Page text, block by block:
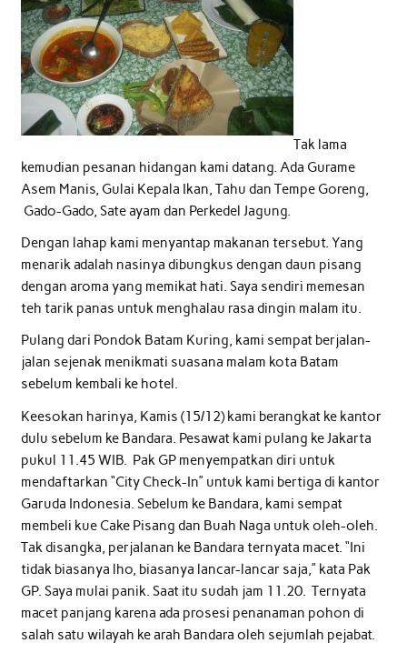
Tak lama
kemudian pesanan hidangan kami datang. Ada Gurame
Asem Manis, Gulai Kepala Ikan, Tahu dan Tempe Goreng,
Gado-Gado, Sate ayam dan Perkedel Jagung.
Dengan lahap kami menyantap makanan tersebut. Yang
menarik adalah nasinya dibungkus dengan daun pisang
dengan aroma yang memikat hati. Saya sendiri memesan
teh tarik panas untuk menghalau rasa dingin malam itu.
Pulang dari Pondok Batam Kuring, kami sempat berjalan-
jalan sejenak menikmati suasana malam kota Batam
sebelum kembali ke hotel.
Keesokan harinya, Kamis (15/12) kami berangkat ke kantor
dulu sebelum ke Bandara. Pesawat kami pulang ke Jakarta
pukul 11.45 WIB. Pak GP menyempatkan diri untuk
mendaftarkan “City Check-In” untuk kami bertiga di kantor
Garuda Indonesia. Sebelum ke Bandara, kami sempat
membeli kue Cake Pisang dan Buah Naga untuk oleh-oleh.
Tak disangka, perjalanan ke Bandara ternyata macet. “Ini
tidak biasanya lho, biasanya lancar-lancar saja,” kata Pak
GP. Saya mulai panik. Saat itu sudah jam 11.20. Ternyata
macet panjang karena ada prosesi penanaman pohon di
salah satu wilayah ke arah Bandara oleh sejumlah pejabat.